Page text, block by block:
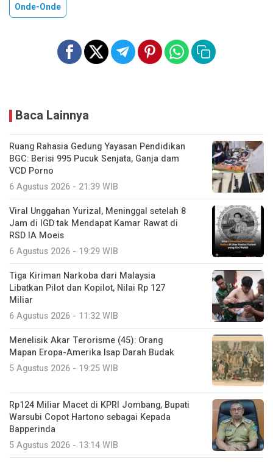
Onde-Onde
Baca Lainnya
Ruang Rahasia Gedung Yayasan Pendidikan
BGC: Berisi 995 Pucuk Senjata, Ganja dam
VCD Porno
6 Agustus 2026 - 21:39 WIB
Viral Unggahan Yurizal, Meninggal setelah 8
Jam di IGD tak Mendapat Kamar Rawat di
RSD IA Moeis
6 Agustus 2026 - 19:29 WIB
Tiga Kiriman Narkoba dari Malaysia
Libatkan Pilot dan Kopilot, Nilai Rp 127
Miliar
6 Agustus 2026 - 11:32 WIB
Menelisik Akar Terorisme (45): Orang
Mapan Eropa-Amerika Isap Darah Budak
5 Agustus 2026 - 19:25 WIB
Rp124 Miliar Macet di KPRI Jombang, Bupati
Warsubi Copot Hartono sebagai Kepada
Bapperinda
5 Agustus 2026 - 13:14 WIB